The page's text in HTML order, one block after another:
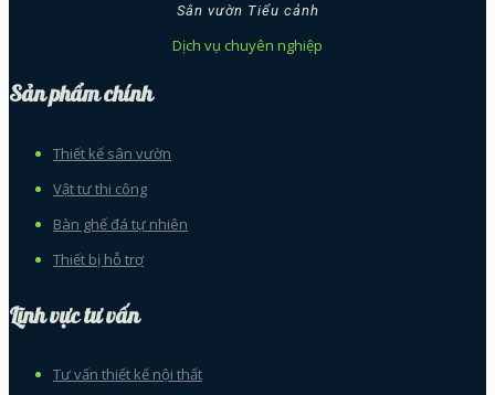
Sân vườn Tiểu cảnh
Dịch vụ chuyên nghiệp
Sản phẩm chính
Thiết kế sân vườn
Vật tư thi công
Bàn ghế đá tự nhiên
Thiết bị hỗ trợ
Lĩnh vực tư vấn
Tư vấn thiết kế nội thất